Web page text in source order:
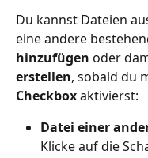
Du kannst Dateien
eine andere
hinzufügen oder
erstellen, sobald du
Checkbox aktivierst:
Datei einer
Klicke auf die